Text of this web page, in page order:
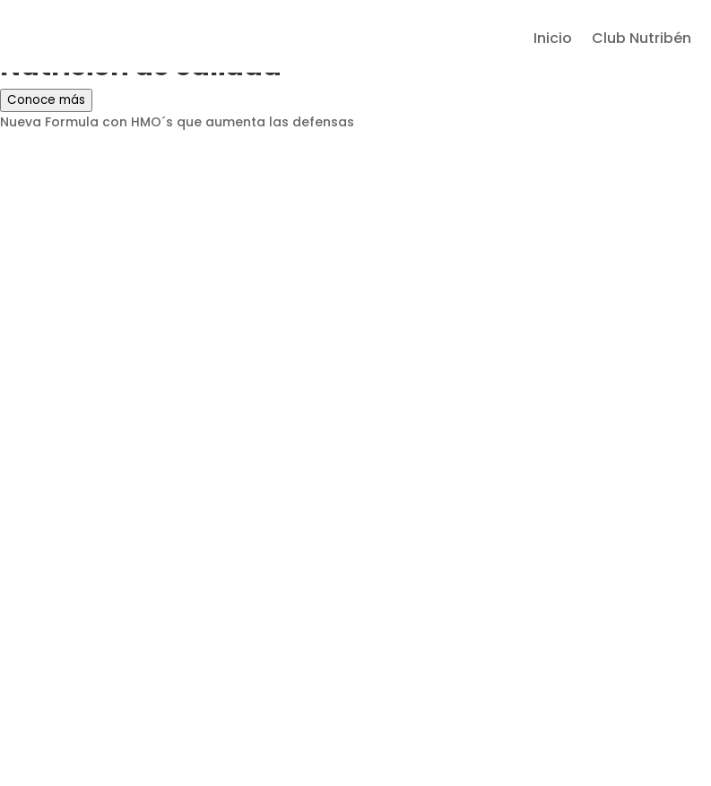
Inicio Club Nutribén
Nutrición de calidad
Conoce más
Nueva Formula con HMO´s que aumenta las defensas